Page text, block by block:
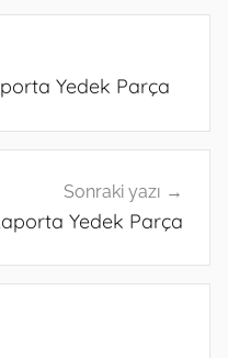
Yedek Parça
Sonraki yazı
Yedek Parça